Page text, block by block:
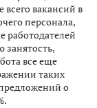
вакансий в
персонала,
работодателей
занятость,
все еще
таких
о